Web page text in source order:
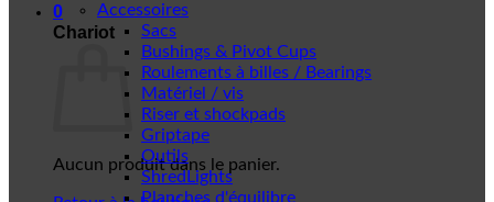
0
Chariot
Aucun produit dans le panier.
Accessoires
Sacs
Bushings & Pivot Cups
Roulements à billes / Bearings
Matériel / vis
Riser et shockpads
Griptape
Outils
ShredLights
Planches d'équilibre